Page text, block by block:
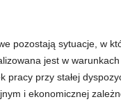
pozostają sytuacje, w
jest w
pracy przy stałej
i ekonomicznej